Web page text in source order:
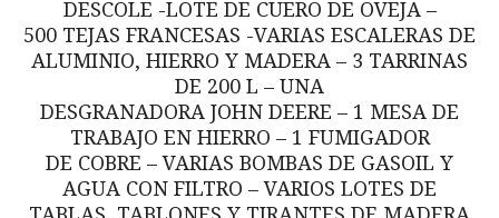
DESCOLE -LOTE DE CUERO DE OVEJA –
500 TEJAS FRANCESAS -VARIAS ESCALERAS DE
ALUMINIO, HIERRO Y MADERA – 3 TARRINAS
DE 200 L – UNA
DESGRANADORA JOHN DEERE – 1 MESA DE
TRABAJO EN HIERRO – 1 FUMIGADOR
DE COBRE – VARIAS BOMBAS DE GASOIL Y
AGUA CON FILTRO – VARIOS LOTES DE